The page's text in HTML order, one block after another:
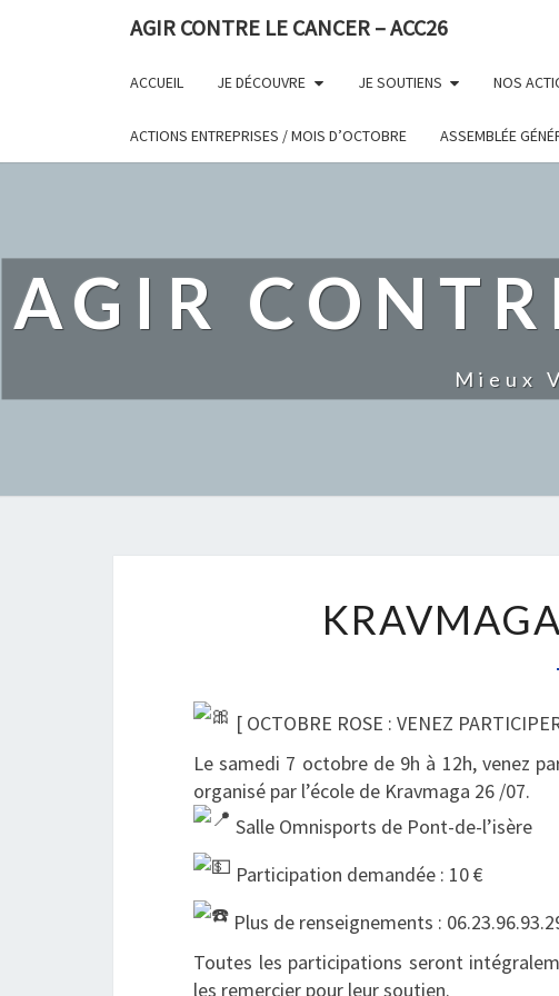
AGIR CONTRE LE CANCER – ACC26
ACCUEIL JE DÉCOUVRE JE SOUTIENS NOS
ACTIONS ENTREPRISES / MOIS D’OCTOBRE ASSEMBLÉE
AGIR
Mieux
[ OCTOBRE ROSE : VENEZ
Le samedi 7 octobre de 9h à 12h, venez
organisé par l’école de Kravmaga 26 /07.
Salle Omnisports de Pont-de-l’isère
Participation demandée : 10 €
Plus de renseignements :
Toutes les participations seront
les remercier pour leur soutien.